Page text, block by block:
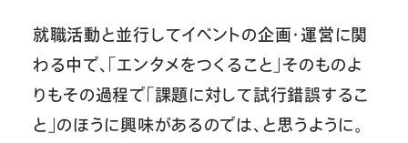
就職活動と並行してイベントの企画・運営に関
わる中で、「エンタメをつくること」そのものよ
りもその過程で「課題に対して試行錯誤するこ
と」のほうに興味があるのでは、と思うように。